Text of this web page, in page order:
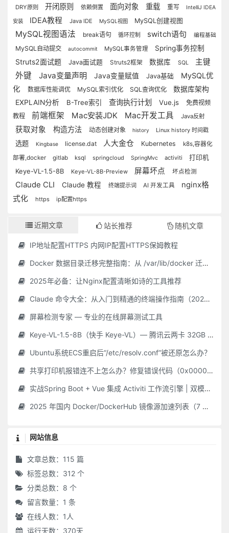
DRY原则 开闭原则 依赖倒置 面向对象 重载 重写 IntelliJ IDEA
安装 IDEA教程 Java IDE MySQL视图 MySQL创建视图
MySQL视图语法 break语句 循环控制 switch语句 编程基础
MySQL自动提交 autocommit MySQL事务管理 Spring事务控制
Struts2面试题 Java面试题 Struts2框架 数据库 SQL 主键
外键 Java变量声明 Java变量赋值 Java基础
MySQL优
化
数据库性能调优 MySQL索引优化 SQL查询优化
数据库架构
EXPLAIN分析
B-Tree索引 查询执行计划 Vue.js
免费视频
教程
前端框架 Mac安装JDK Mac开发工具 Java反射
获取对象 构造方法 动态创建对象 history Linux history 时间戳
选题 Kingbase license.dat 人大金仓 Kubernetes
k8s,容器化
部署,docker
gitlab ksql springcloud SpringMvc activiti
打印机
Keye-VL-1.5-8B
Keye-VL-8B-Preview 屏幕坏点 坏点检测
Claude CLI Claude 教程 终端提示词 AI 开发工具
nginx格
式化
https ip配置https
近期文章 站长推荐 随机文章
IP地址配置HTTPS 内网IP配置HTTPS保姆教程
Docker 数据目录迁移完整指南：从 /var/lib/docker 迁移到自定义路径
2025年必备：让Nginx配置清晰如诗的工具推荐
Claude 命令大全：从入门到精通的终端操作指南（2025 最新）
屏幕检测专家 — 专业的在线屏幕测试工具
Keye-VL-1.5-8B（快手 Keye-VL）— 腾讯云两卡 32GB GPU **保姆级** 部署指南（Ubuntu 22.04 / CUDA 12.2 / Driver 535.216.01 / Python 3.10）
Ubuntu系统ECS重启后“/etc/resolv.conf”被还原怎么办？
共享打印机报错连不上怎么办？修复错误代码（0x000006d9/0x0000011b 等）最新Win10/11 共享打印机常见问题 + 解决教程，附工具！
实战Spring Boot + Vue 集成 Activiti 工作流引擎 | 双模式简单 & 自定义审批平台
2025 年国内 Docker/DockerHub 镜像源加速列表（7 月 28 日更新 · 长期维护）
网站信息
文章总数：115 篇
标签总数：312 个
分类总数：8 个
留言数量：1 条
在线人数： 1 人
运行天数：370天